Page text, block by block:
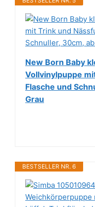
New Born Baby
Vollvinylpuppe
Flasche und
Grau
BESTSELLER NR. 6